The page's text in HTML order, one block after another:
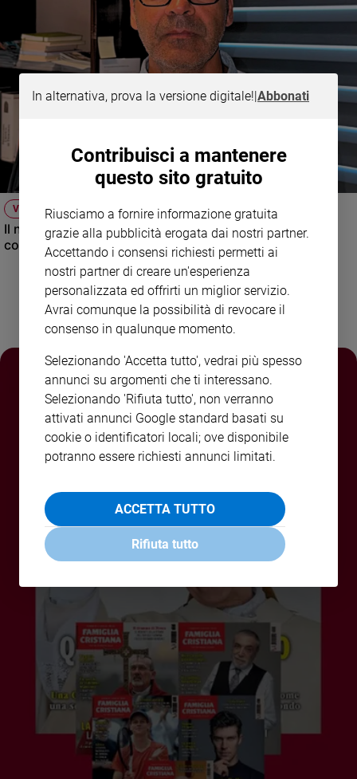
giovani
Adolescenza
Bioetica
Foto
Video
Podcast
Policy
siamo
Pubblicità
Registrati
Redazione
VIDEO
Il nuovo numero di Famiglia Cristiana raccontato dal
condirettore.
In alternativa, prova la versione digitale!|Abbonati
Contribuisci a mantenere
questo sito gratuito
Riusciamo a fornire informazione gratuita
grazie alla pubblicità erogata dai nostri partner.
Accettando i consensi richiesti permetti ai
nostri partner di creare un'esperienza
personalizzata ed offrirti un miglior servizio.
Avrai comunque la possibilità di revocare il
consenso in qualunque momento.
Selezionando 'Accetta tutto', vedrai più spesso
annunci su argomenti che ti interessano.
Selezionando 'Rifiuta tutto', non verranno
attivati annunci Google standard basati su
cookie o identificatori locali; ove disponibile
potranno essere richiesti annunci limitati.
ACCETTA TUTTO
Rifiuta tutto